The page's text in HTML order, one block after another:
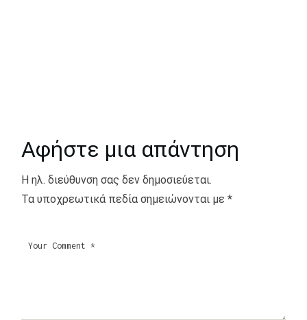
Αφήστε μια απάντηση
Η ηλ. διεύθυνση σας δεν δημοσιεύεται.
Τα υποχρεωτικά πεδία σημειώνονται με*